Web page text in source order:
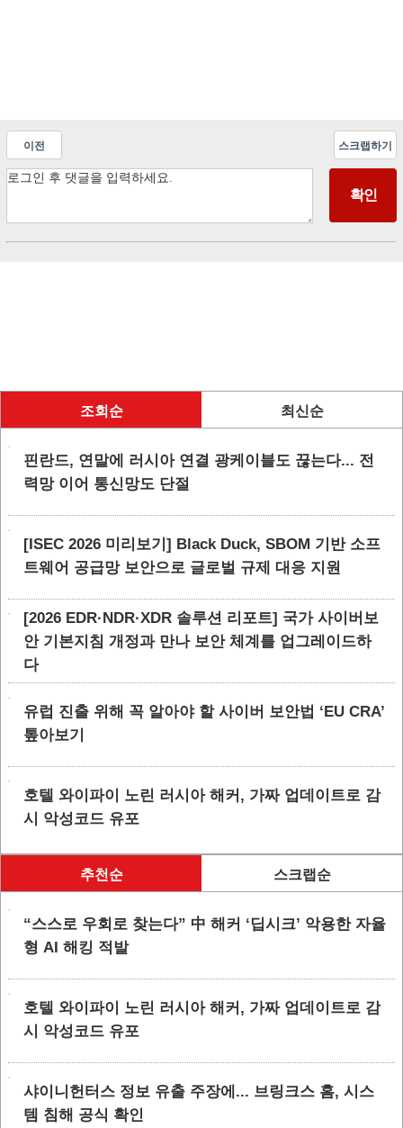
이전 스크랩하기
조회순 최신순
핀란드, 연말에 러시아 연결 광케이블도 끊는다... 전
력망 이어 통신망도 단절
[ISEC 2026 미리보기] Black Duck, SBOM 기반 소프
트웨어 공급망 보안으로 글로벌 규제 대응 지원
[2026 EDR·NDR·XDR 솔루션 리포트] 국가 사이버보
안 기본지침 개정과 만나 보안 체계를 업그레이드하
다
유럽 진출 위해 꼭 알아야 할 사이버 보안법 ‘EU CRA’
톺아보기
호텔 와이파이 노린 러시아 해커, 가짜 업데이트로 감
시 악성코드 유포
추천순 스크랩순
“스스로 우회로 찾는다” 中 해커 ‘딥시크’ 악용한 자율
형 AI 해킹 적발
호텔 와이파이 노린 러시아 해커, 가짜 업데이트로 감
시 악성코드 유포
샤이니헌터스 정보 유출 주장에... 브링크스 홈, 시스
템 침해 공식 확인